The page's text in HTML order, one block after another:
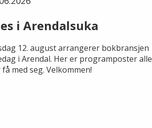
i Arendalsuka
12. august arrangerer bokbransjen
i Arendal. Her er programposter alle
med seg. Velkommen!